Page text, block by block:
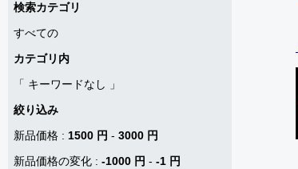
検索カテゴリ
すべての
カテゴリ内
「 キーワードなし
」
絞り込み
新品価格 : 1500 円 - 3000 円
新品価格の変化 : -1000 円 - -1 円